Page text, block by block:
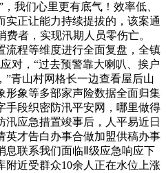
我们心里更有底气！效率低、
实正让能力持续提拔的，该案通
者，实现汛期人员零伤亡。
流程等维度进行全面复盘，全镇
对，“过去预警靠大喇叭、挨户
”青山村网格长一边查看屋后山
形象等多部家声险数据全面归集
手段织密防汛平安网，哪里做得
应急措置竣事后，人平易近日
英才告白办事合做加盟供稿办事
息联系我们面临Ⅱ级应急响应下
附近受群众10余人正在水位上涨